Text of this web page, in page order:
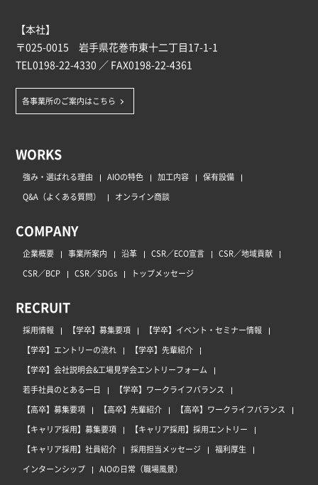
【本社】
〒025-0015 岩手県花巻市東十二丁目17-1-1
TEL0198-22-4330 ／ FAX0198-22-4361
各事業所のご案内はこちら
WORKS
強み・選ばれる理由 AIOの特色 加工内容
保有設備
Q&A（よくある質問）
オンライン商談
COMPANY
企業概要 事業所案内 沿革 CSR／ECO宣言
CSR／地域貢献
CSR／BCP
CSR／SDGs トップメッセージ
RECRUIT
採用情報 【学卒】募集要項
【学卒】イベント・セミナー情報
【学卒】エントリーの流れ
【学卒】先輩紹介
【学卒】会社説明会&工場見学会エントリーフォーム
若手社員のとある一日
【学卒】ワークライフバランス
【高卒】募集要項
【高卒】先輩紹介
【高卒】ワークライフバランス
【キャリア採用】募集要項
【キャリア採用】採用エントリー
【キャリア採用】社員紹介
採用担当メッセージ
福利厚生
インターンシップ
AIOの日常（職場風景）